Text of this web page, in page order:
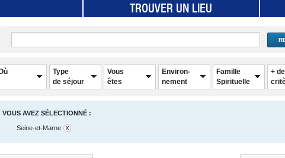
TROUVER UN LIEU
Type
de séjour
Vous
êtes
Environ-
nement
Famille
Spirituelle
+ de
VOUS AVEZ SÉLECTIONNÉ :
Seine-et-Marne